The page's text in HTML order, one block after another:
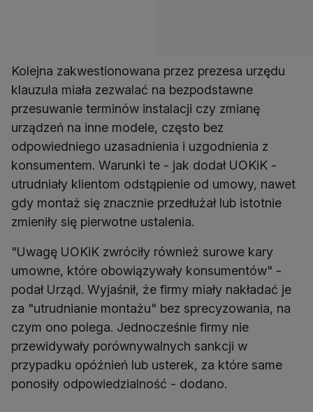
Kolejna zakwestionowana przez prezesa urzędu
klauzula miała zezwalać na bezpodstawne
przesuwanie terminów instalacji czy zmianę
urządzeń na inne modele, często bez
odpowiedniego uzasadnienia i uzgodnienia z
konsumentem. Warunki te - jak dodał UOKiK -
utrudniały klientom odstąpienie od umowy, nawet
gdy montaż się znacznie przedłużał lub istotnie
zmieniły się pierwotne ustalenia.
"Uwagę UOKiK zwróciły również surowe kary
umowne, które obowiązywały konsumentów" -
podał Urząd. Wyjaśnił, że firmy miały nakładać je
za "utrudnianie montażu" bez sprecyzowania, na
czym ono polega. Jednocześnie firmy nie
przewidywały porównywalnych sankcji w
przypadku opóźnień lub usterek, za które same
ponosiły odpowiedzialność - dodano.